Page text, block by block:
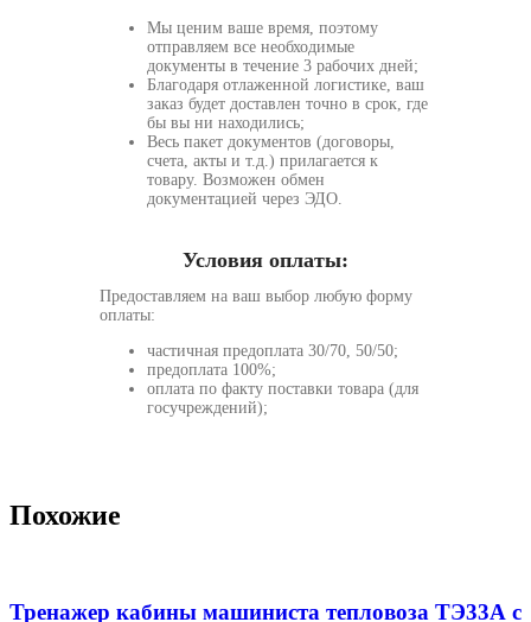
Мы ценим ваше время, поэтому
отправляем все необходимые
документы в течение 3 рабочих дней;
Благодаря отлаженной логистике, ваш
заказ будет доставлен точно в срок, где
бы вы ни находились;
Весь пакет документов (договоры,
счета, акты и т.д.) прилагается к
товару. Возможен обмен
документацией через ЭДО.
Условия оплаты:
Предоставляем на ваш выбор любую форму
оплаты:
частичная предоплата 30/70, 50/50;
предоплата 100%;
оплата по факту поставки товара (для
госучреждений);
Похожие
Тренажер кабины машиниста тепловоза ТЭ33А с